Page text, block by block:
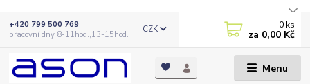
Menu
CZK
+420 799 500 769
pracovní dny 8-11hod.,13-15hod.
0 ks
za 0,00 Kč